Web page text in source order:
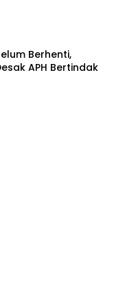
Berhenti,
APH Bertindak